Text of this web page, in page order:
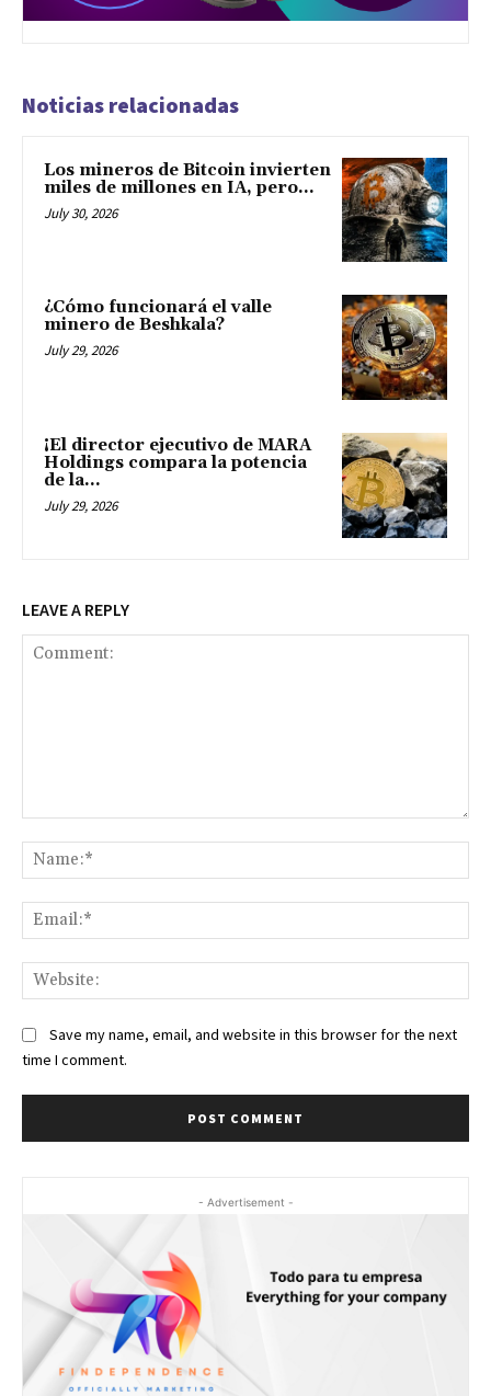
Noticias relacionadas
Los mineros de Bitcoin invierten
miles de millones en IA, pero...
July 30, 2026
¿Cómo funcionará el valle
minero de Beshkala?
July 29, 2026
¡El director ejecutivo de MARA
Holdings compara la potencia
de la...
July 29, 2026
LEAVE A REPLY
Save my name, email, and website in this browser for the next
time I comment.
- Advertisement -